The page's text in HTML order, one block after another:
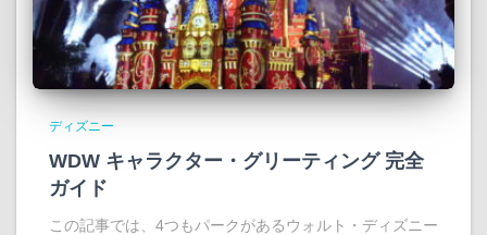
ディズニー
WDW キャラクター・グリーティング 完全
ガイド
この記事では、4つもパークがあるウォルト・ディズニー